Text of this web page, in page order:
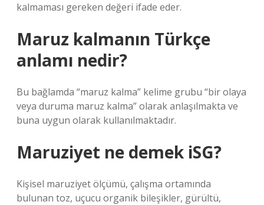
kalmaması gereken değeri ifade eder.
Maruz kalmanın Türkçe
anlamı nedir?
Bu bağlamda “maruz kalma” kelime grubu “bir olaya
veya duruma maruz kalma” olarak anlaşılmakta ve
buna uygun olarak kullanılmaktadır.
Maruziyet ne demek iSG?
Kişisel maruziyet ölçümü, çalışma ortamında
bulunan toz, uçucu organik bileşikler, gürültü,